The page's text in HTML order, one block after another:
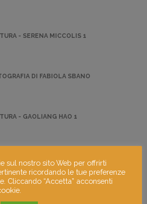
- SERENA MICCOLIS 1
DI FABIOLA SBANO
- GAOLIANG HAO 1
sul nostro sito Web per offrirti
ricordando le tue preferenze
Cliccando “Accetta” acconsenti